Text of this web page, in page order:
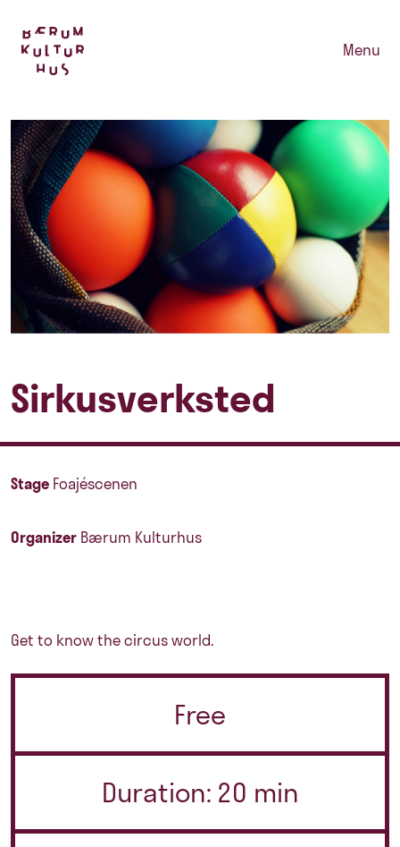
Menu
Sirkusverksted
Stage Foajéscenen
Organizer Bærum Kulturhus
Get to know the circus world.
Free
Duration: 20 min